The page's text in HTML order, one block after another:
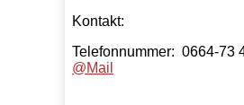
Kontakt:
Telefonnummer: 0664-73
@Mail